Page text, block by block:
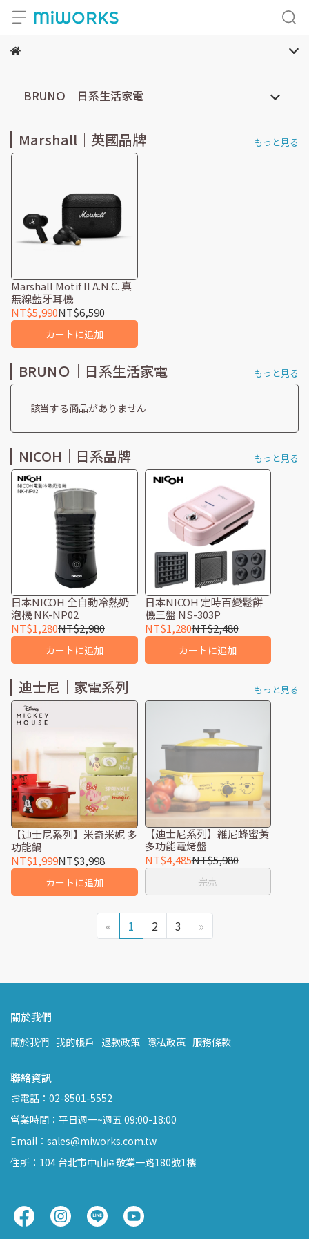
BRUNＯ｜日系生活家電
Marshall｜英國品牌 もっと見る
Marshall Motif II A.N.C. 真
無線藍牙耳機
NT$5,990NT$6,590
カートに追加
BRUNＯ｜日系生活家電 もっと見る
該当する商品がありません
NICOH｜日系品牌 もっと見る
日本NICOH 全自動冷熱奶
泡機 NK-NP02
NT$1,280NT$2,980
カートに追加
日本NICOH 定時百變鬆餅
機三盤 NS-303P
NT$1,280NT$2,480
カートに追加
迪士尼｜家電系列 もっと見る
【迪士尼系列】米奇米妮 多
功能鍋
NT$1,999NT$3,998
カートに追加
【迪士尼系列】維尼蜂蜜黃
多功能電烤盤
NT$4,485NT$5,980
完売
« 1 2 3 »
關於我們
關於我們 我的帳戶 退款政策 隱私政策 服務條款
聯絡資訊
お電話：02-8501-5552
営業時間：平日週一~週五 09:00-18:00
Email：sales@miworks.com.tw
住所：104 台北市中山區敬業一路180號1樓